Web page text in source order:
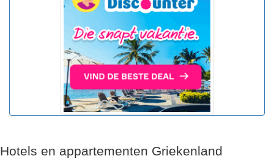
Hotels en appartementen Griekenland